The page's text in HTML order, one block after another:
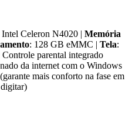
Intel Celeron N4020 | Memória
: 128 GB eMMC | Tela:
Controle parental integrado
da internet com o Windows
mais conforto na fase em
digitar)